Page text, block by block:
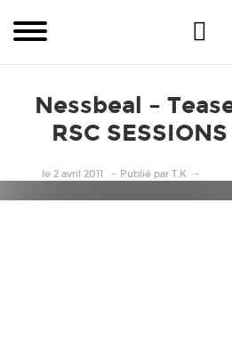
Nessbeal –
RSC
le 2 avril 2011 Publiépar T.K